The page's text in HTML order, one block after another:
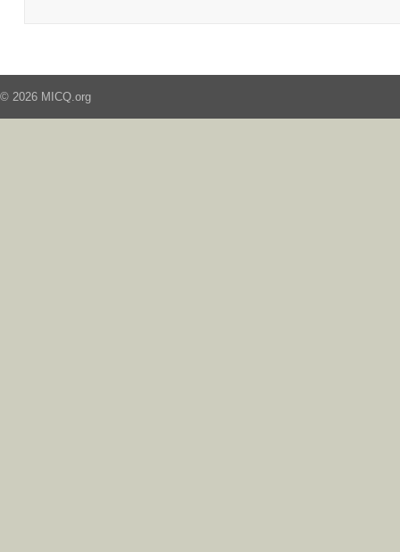
© 2026 MICQ.org